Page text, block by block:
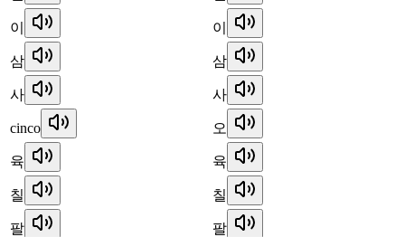
이 이
삼 삼
사 사
cinco 오
육 육
칠 칠
팔 팔